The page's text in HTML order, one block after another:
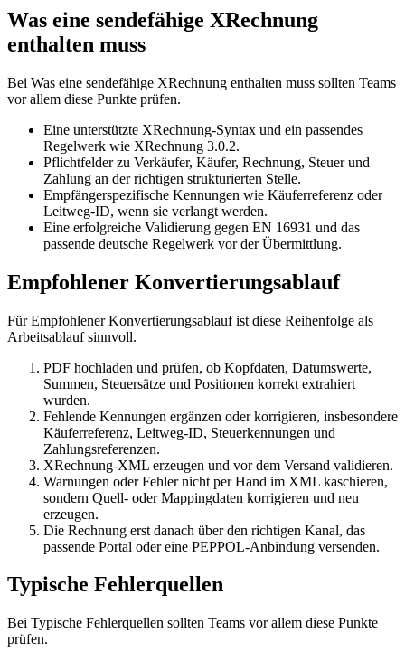
Was eine sendefähige XRechnung
enthalten muss
Bei Was eine sendefähige XRechnung enthalten muss sollten Teams
vor allem diese Punkte prüfen.
Eine unterstützte XRechnung-Syntax und ein passendes
Regelwerk wie XRechnung 3.0.2.
Pflichtfelder zu Verkäufer, Käufer, Rechnung, Steuer und
Zahlung an der richtigen strukturierten Stelle.
Empfängerspezifische Kennungen wie Käuferreferenz oder
Leitweg-ID, wenn sie verlangt werden.
Eine erfolgreiche Validierung gegen EN 16931 und das
passende deutsche Regelwerk vor der Übermittlung.
Empfohlener Konvertierungsablauf
Für Empfohlener Konvertierungsablauf ist diese Reihenfolge als
Arbeitsablauf sinnvoll.
PDF hochladen und prüfen, ob Kopfdaten, Datumswerte,
Summen, Steuersätze und Positionen korrekt extrahiert
wurden.
Fehlende Kennungen ergänzen oder korrigieren, insbesondere
Käuferreferenz, Leitweg-ID, Steuerkennungen und
Zahlungsreferenzen.
XRechnung-XML erzeugen und vor dem Versand validieren.
Warnungen oder Fehler nicht per Hand im XML kaschieren,
sondern Quell- oder Mappingdaten korrigieren und neu
erzeugen.
Die Rechnung erst danach über den richtigen Kanal, das
passende Portal oder eine PEPPOL-Anbindung versenden.
Typische Fehlerquellen
Bei Typische Fehlerquellen sollten Teams vor allem diese Punkte
prüfen.